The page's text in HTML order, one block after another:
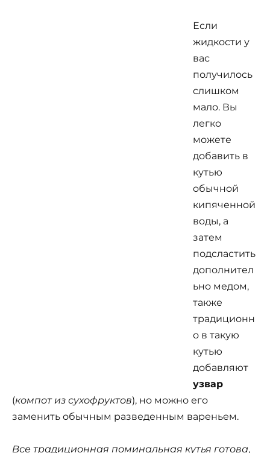
Если
жидкости у
вас
получилось
слишком
мало. Вы
легко
можете
добавить в
кутью
обычной
кипяченной
воды, а
затем
подсластить
дополнител
ьно медом,
также
традиционн
о в такую
кутью
добавляют
узвар
(компот из сухофруктов), но можно его
заменить обычным разведенным вареньем.
Все традиционная поминальная кутья готова,